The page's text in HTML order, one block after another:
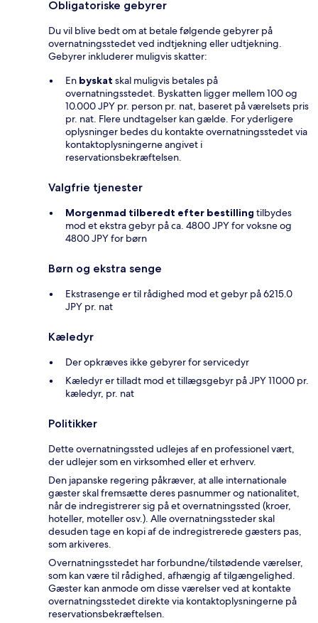
Obligatoriske gebyrer
Du vil blive bedt om at betale følgende gebyrer på
overnatningsstedet ved indtjekning eller udtjekning.
Gebyrer inkluderer muligvis skatter:
En byskat skal muligvis betales på
overnatningsstedet. Byskatten ligger mellem 100 og
10.000 JPY pr. person pr. nat, baseret på værelsets pris
pr. nat. Flere undtagelser kan gælde. For yderligere
oplysninger bedes du kontakte overnatningsstedet via
kontaktoplysningerne angivet i
reservationsbekræftelsen.
Valgfrie tjenester
Morgenmad tilberedt efter bestilling tilbydes
mod et ekstra gebyr på ca. 4800 JPY for voksne og
4800 JPY for børn
Børn og ekstra senge
Ekstrasenge er til rådighed mod et gebyr på 6215.0
JPY pr. nat
Kæledyr
Der opkræves ikke gebyrer for servicedyr
Kæledyr er tilladt mod et tillægsgebyr på JPY 11000 pr.
kæledyr, pr. nat
Politikker
Dette overnatningssted udlejes af en professionel vært,
der udlejer som en virksomhed eller et erhverv.
Den japanske regering påkræver, at alle internationale
gæster skal fremsætte deres pasnummer og nationalitet,
når de indregistrerer sig på et overnatningssted (kroer,
hoteller, moteller osv.). Alle overnatningssteder skal
desuden tage en kopi af de indregistrerede gæsters pas,
som arkiveres.
Overnatningsstedet har forbundne/tilstødende værelser,
som kan være til rådighed, afhængig af tilgængelighed.
Gæster kan anmode om disse værelser ved at kontakte
overnatningsstedet direkte via kontaktoplysningerne på
reservationsbekræftelsen.